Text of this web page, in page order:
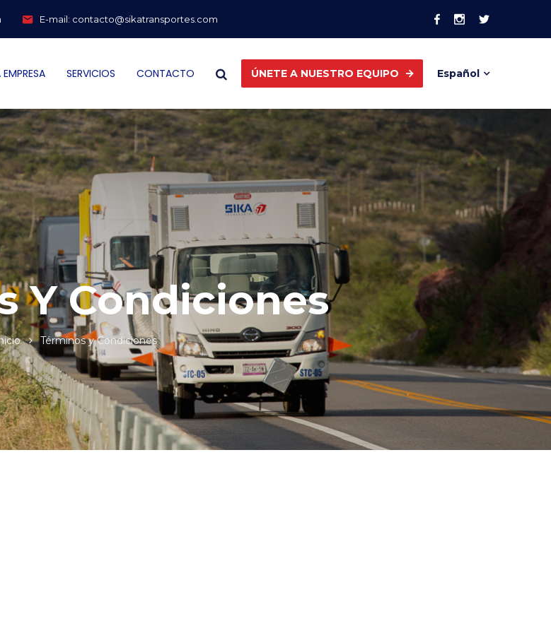
E-mail: contacto@sikatransportes.com
SERVICIOS CONTACTO ÚNETE A NUESTRO EQUIPO Español
Y Condiciones
Términos y Condiciones